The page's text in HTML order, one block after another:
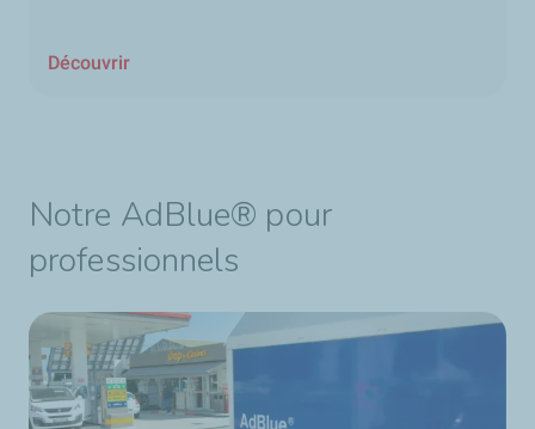
Découvrir
Notre AdBlue® pour
professionnels